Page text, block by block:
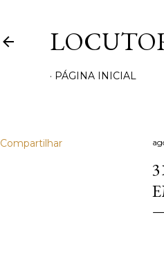
PÁGINA INICIAL
Compartilhar